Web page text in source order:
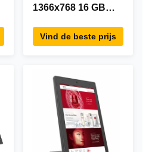
1366x768 16 GB
One Android Tablet
Modern ontwerp
Vind de beste prijs